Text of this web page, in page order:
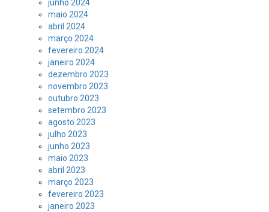
junho 2024
maio 2024
abril 2024
março 2024
fevereiro 2024
janeiro 2024
dezembro 2023
novembro 2023
outubro 2023
setembro 2023
agosto 2023
julho 2023
junho 2023
maio 2023
abril 2023
março 2023
fevereiro 2023
janeiro 2023